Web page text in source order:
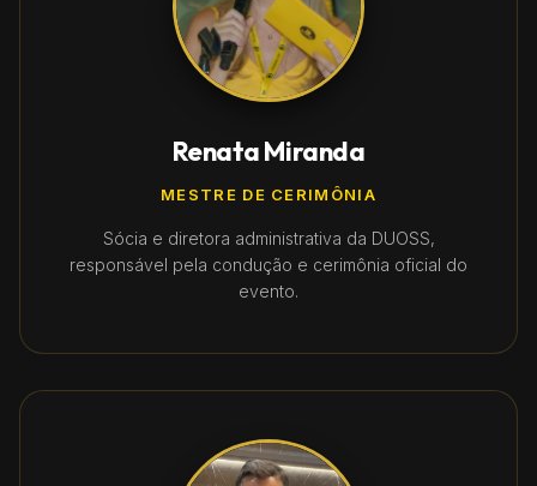
Renata Miranda
MESTRE DE CERIMÔNIA
Sócia e diretora administrativa da DUOSS,
responsável pela condução e cerimônia oficial do
evento.